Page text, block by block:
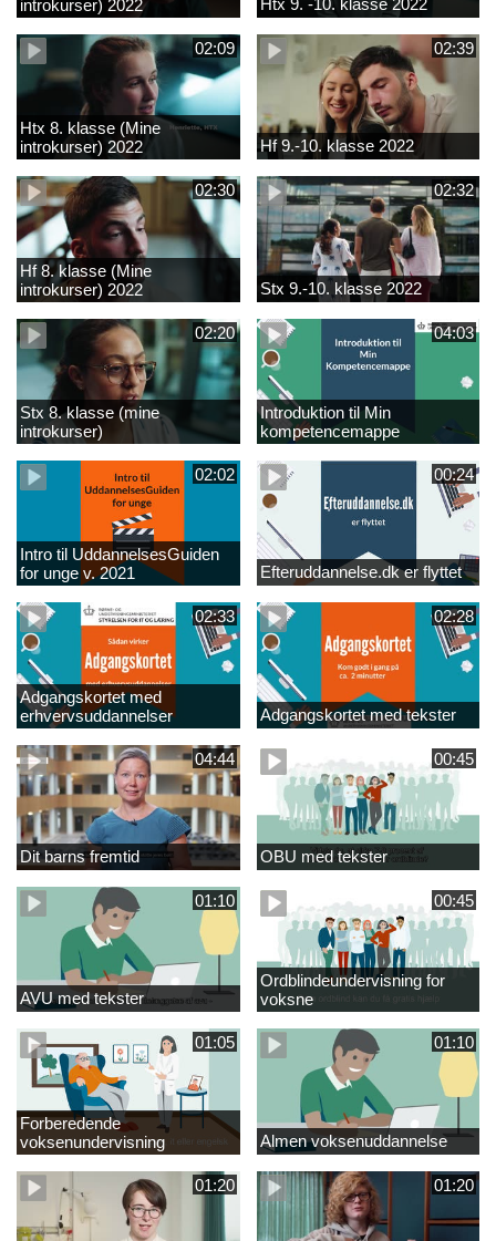
introkurser) 2022 Htx 9. -10. klasse 2022
02:09
Htx 8. klasse (Mine
introkurser) 2022
02:39
Hf 9.-10. klasse 2022
02:30
Hf 8. klasse (Mine
introkurser) 2022
02:32
Stx 9.-10. klasse 2022
02:20
Stx 8. klasse (mine
introkurser)
04:03
Introduktion til Min
kompetencemappe
02:02
Intro til UddannelsesGuiden
for unge v. 2021
00:24
Efteruddannelse.dk er flyttet
02:33
Adgangskortet med
erhvervsuddannelser
02:28
Adgangskortet med tekster
04:44
Dit barns fremtid
00:45
OBU med tekster
01:10
AVU med tekster
00:45
Ordblindeundervisning for
voksne
01:05
Forberedende
voksenundervisning
01:10
Almen voksenuddannelse
01:20 01:20